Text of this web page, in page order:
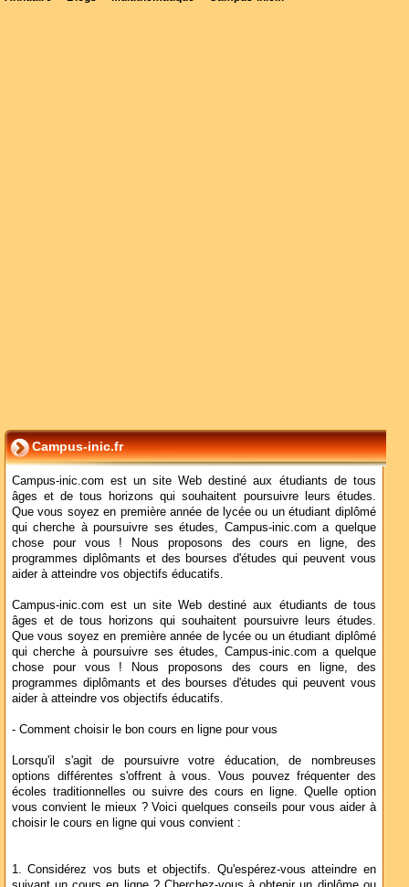
Campus-inic.fr
Campus-inic.com est un site Web destiné aux étudiants de tous
âges et de tous horizons qui souhaitent poursuivre leurs études.
Que vous soyez en première année de lycée ou un étudiant diplômé
qui cherche à poursuivre ses études, Campus-inic.com a quelque
chose pour vous ! Nous proposons des cours en ligne, des
programmes diplômants et des bourses d'études qui peuvent vous
aider à atteindre vos objectifs éducatifs.
Campus-inic.com est un site Web destiné aux étudiants de tous
âges et de tous horizons qui souhaitent poursuivre leurs études.
Que vous soyez en première année de lycée ou un étudiant diplômé
qui cherche à poursuivre ses études, Campus-inic.com a quelque
chose pour vous ! Nous proposons des cours en ligne, des
programmes diplômants et des bourses d'études qui peuvent vous
aider à atteindre vos objectifs éducatifs.
- Comment choisir le bon cours en ligne pour vous
Lorsqu'il s'agit de poursuivre votre éducation, de nombreuses
options différentes s'offrent à vous. Vous pouvez fréquenter des
écoles traditionnelles ou suivre des cours en ligne. Quelle option
vous convient le mieux ? Voici quelques conseils pour vous aider à
choisir le cours en ligne qui vous convient :
1. Considérez vos buts et objectifs. Qu'espérez-vous atteindre en